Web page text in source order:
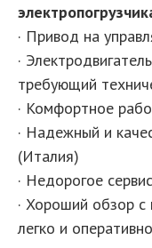
· Привод на
·
требующий
· Комфортное
· Надежный и
(Италия)
· Недорогое
· Хороший обзор с
легко и